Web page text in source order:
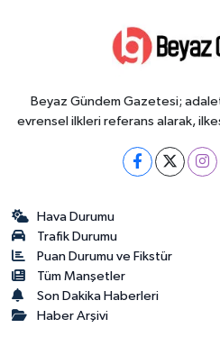
Beyaz Gündem Gazetesi;
evrensel ilkleri referans alarak,
Hava Durumu
Trafik Durumu
Puan Durumu ve Fikstür
Tüm Manşetler
Son Dakika Haberleri
Haber Arşivi